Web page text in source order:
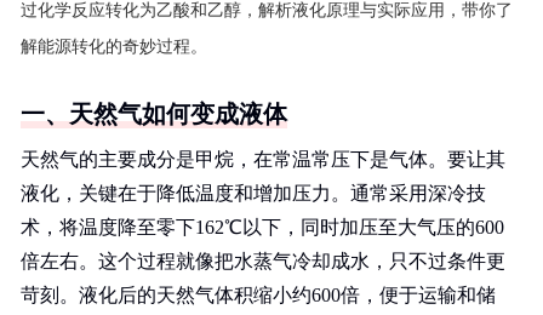
过化学反应转化为乙酸和乙醇，解析液化原理与实际应用，带你了
解能源转化的奇妙过程。
一、天然气如何变成液体
天然气的主要成分是甲烷，在常温常压下是气体。要让其
液化，关键在于降低温度和增加压力。通常采用深冷技
术，将温度降至零下162℃以下，同时加压至大气压的600
倍左右。这个过程就像把水蒸气冷却成水，只不过条件更
苛刻。液化后的天然气体积缩小约600倍，便于运输和储